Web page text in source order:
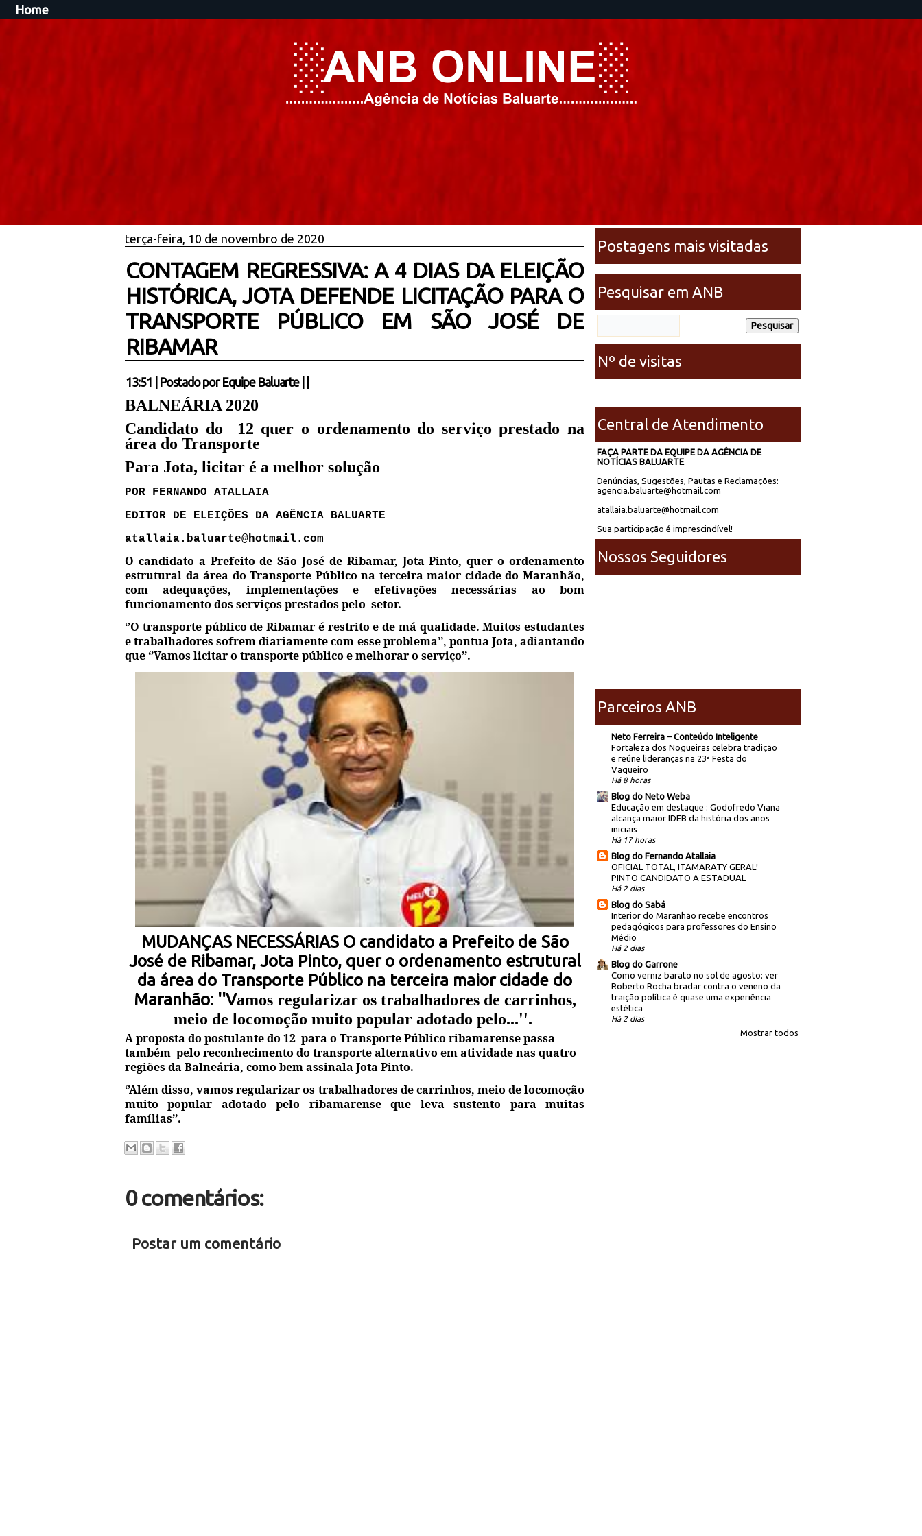
Home
terça-feira, 10 de novembro de 2020
CONTAGEM REGRESSIVA: A 4 DIAS DA ELEIÇÃO
HISTÓRICA, JOTA DEFENDE LICITAÇÃO PARA O
TRANSPORTE PÚBLICO EM SÃO JOSÉ DE
RIBAMAR
13:51 Postado por Equipe Baluarte
BALNEÁRIA 2020
Candidato do
12 quer o ordenamento do serviço prestado na
área do Transporte
Para Jota, licitar é a melhor solução
POR FERNANDO ATALLAIA
EDITOR DE ELEIÇÕES DA AGÊNCIA BALUARTE
atallaia.baluarte@hotmail.com
O candidato a Prefeito de São José de Ribamar, Jota Pinto, quer o ordenamento
estrutural da área do Transporte Público na terceira maior cidade do Maranhão,
com adequações, implementações e efetivações necessárias ao bom
funcionamento dos serviços prestados pelo setor.
‘’O transporte público de Ribamar é restrito e de má qualidade. Muitos estudantes
e trabalhadores sofrem diariamente com esse problema’’, pontua Jota, adiantando
que ‘’Vamos licitar o transporte público e melhorar o serviço’’.
MUDANÇAS NECESSÁRIAS O candidato a Prefeito de São
José de Ribamar, Jota Pinto, quer o ordenamento estrutural
da área do Transporte Público na terceira maior cidade do
Maranhão: ''Vamos regularizar os trabalhadores de carrinhos,
meio de locomoção muito popular adotado pelo...''.
A proposta do postulante do 12 para o Transporte Público ribamarense passa
também pelo reconhecimento do transporte alternativo em atividade nas quatro
regiões da Balneária, como bem assinala Jota Pinto.
‘’Além disso, vamos regularizar os trabalhadores de carrinhos, meio de locomoção
muito popular adotado pelo ribamarense que leva sustento para muitas
famílias’’.
0 comentários:
Postar um comentário
Postagens mais visitadas
Pesquisar em ANB
Nº de visitas
Central de Atendimento
FAÇA PARTE DA EQUIPE DA AGÊNCIA DE
NOTÍCIAS BALUARTE
Denúncias, Sugestões, Pautas e Reclamações:
agencia.baluarte@hotmail.com
atallaia.baluarte@hotmail.com
Sua participação é imprescindível!
Nossos Seguidores
Parceiros ANB
Neto Ferreira – Conteúdo Inteligente
Fortaleza dos Nogueiras celebra tradição
e reúne lideranças na 23ª Festa do
Vaqueiro
Há 8 horas
Blog do Neto Weba
Educação em destaque : Godofredo Viana
alcança maior IDEB da história dos anos
iniciais
Há 17 horas
Blog do Fernando Atallaia
OFICIAL TOTAL, ITAMARATY GERAL!
PINTO CANDIDATO A ESTADUAL
Há 2 dias
Blog do Sabá
Interior do Maranhão recebe encontros
pedagógicos para professores do Ensino
Médio
Há 2 dias
Blog do Garrone
Como verniz barato no sol de agosto: ver
Roberto Rocha bradar contra o veneno da
traição política é quase uma experiência
estética
Há 2 dias
Mostrar todos